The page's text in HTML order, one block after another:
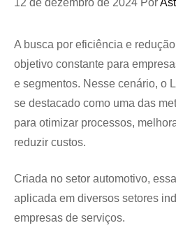
12 de dezembro de 2024 Por
A busca por eficiência e
objetivo constante para
e segmentos. Nesse cenário, o
se destacado como uma das
para otimizar processos,
reduzir custos.
Criada no setor automotivo,
aplicada em diversos setores
empresas de serviços.